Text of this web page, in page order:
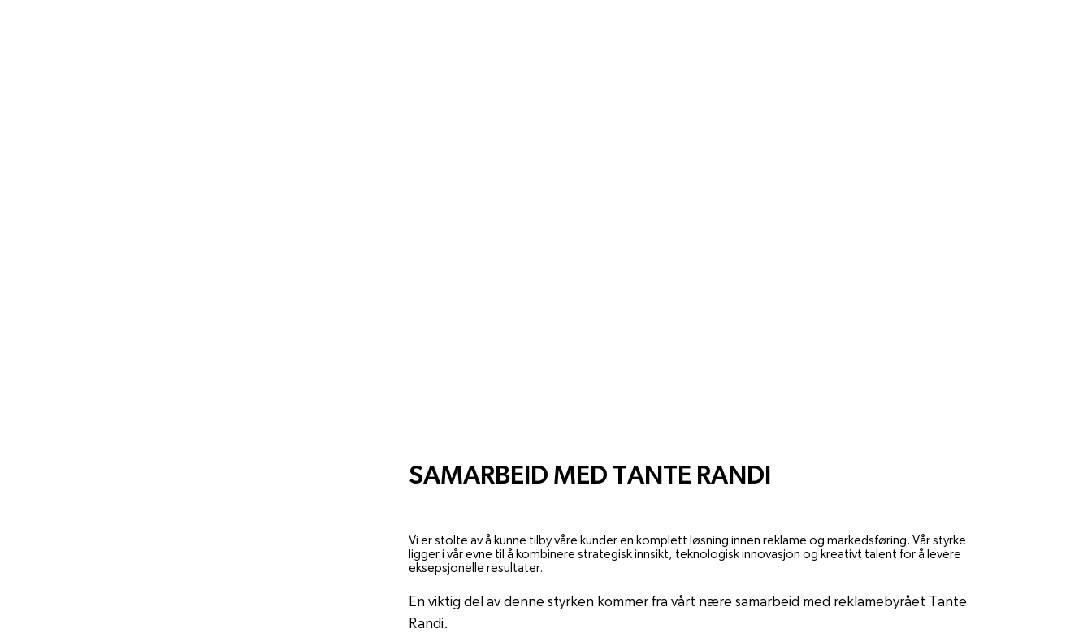
En viktig del av denne styrken kommer fra vårt nære samarbeid med reklamebyrået Tante
Randi.
SAMARBEID MED TANTE RANDI
Vi er stolte av å kunne tilby våre kunder en komplett løsning innen reklame og markedsføring. Vår styrke
ligger i vår evne til å kombinere strategisk innsikt, teknologisk innovasjon og kreativt talent for å levere
eksepsjonelle resultater.